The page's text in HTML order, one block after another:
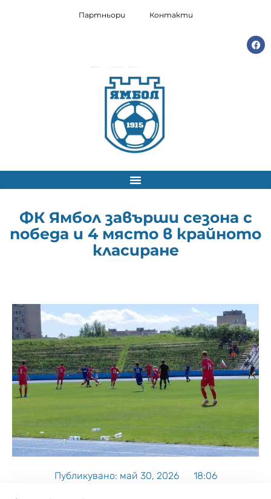
Партньори Контакти
ФК Ямбол завърши сезона с
победа и 4 място в крайното
класиране
Публикувано: май 30, 2026 18:06